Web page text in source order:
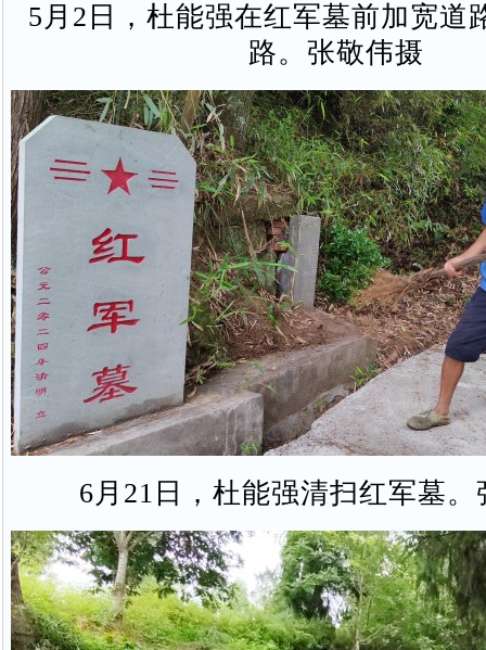
5月2日，杜能强在红军墓前加宽道
路。张敬伟摄
6月21日，杜能强清扫红军墓。